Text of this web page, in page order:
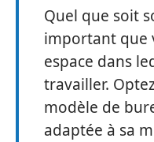
Quel que soit
important que
espace dans
travailler.
modèle de
adaptée à sa